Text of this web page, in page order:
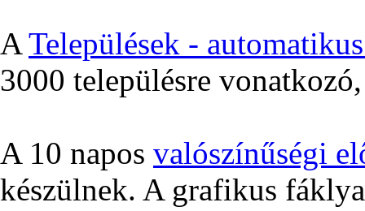
ATelepülések -
3000 településre
A 10 napos valószínűségi
készülnek. A grafikus